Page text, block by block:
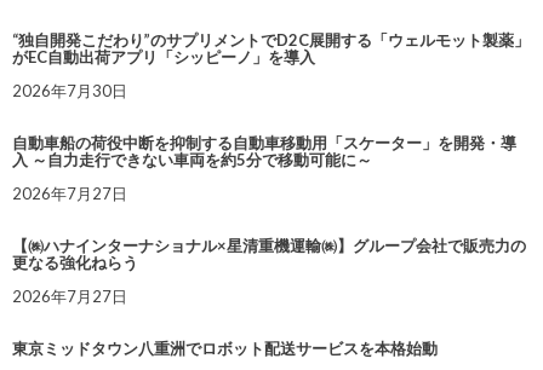
“独自開発こだわり”のサプリメントでD2C展開する「ウェルモット製薬」
がEC自動出荷アプリ「シッピーノ」を導入
2026年7月30日
自動車船の荷役中断を抑制する自動車移動用「スケーター」を開発・導
入 ～自力走行できない車両を約5分で移動可能に～
2026年7月27日
【㈱ハナインターナショナル×星清重機運輸㈱】グループ会社で販売力の
更なる強化ねらう
2026年7月27日
東京ミッドタウン八重洲でロボット配送サービスを本格始動